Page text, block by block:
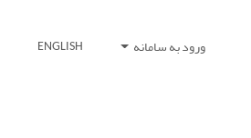
ورود به سامانه ENGLISH